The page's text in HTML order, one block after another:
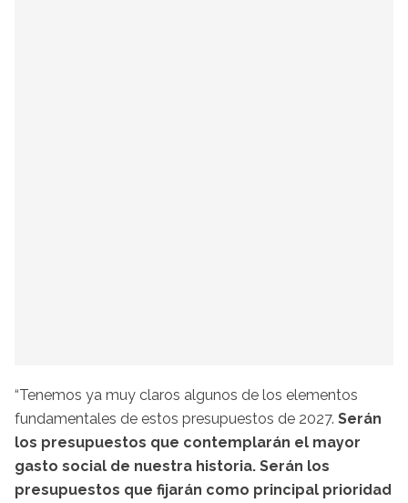
“Tenemos ya muy claros algunos de los elementos
fundamentales de estos presupuestos de 2027. Serán
los presupuestos que contemplarán el mayor
gasto social de nuestra historia. Serán los
presupuestos que fijarán como principal prioridad